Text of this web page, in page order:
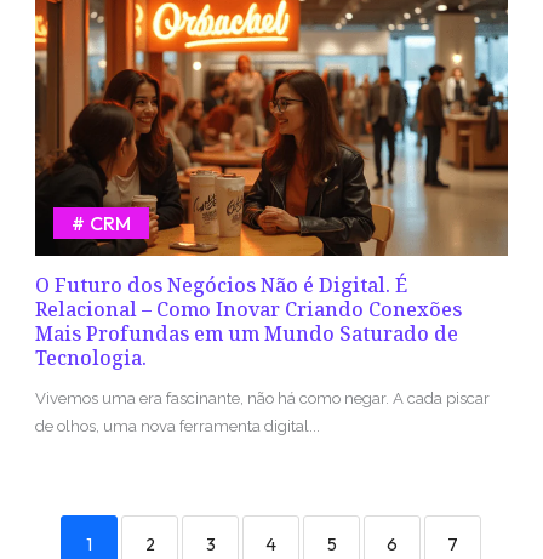
O Futuro dos Negócios Não é Digital. É
Relacional – Como Inovar Criando Conexões
Mais Profundas em um Mundo Saturado de
Tecnologia.
CRM
Vivemos uma era fascinante, não há como negar. A cada piscar
de olhos, uma nova ferramenta digital...
1 2 3 4 5 6 7